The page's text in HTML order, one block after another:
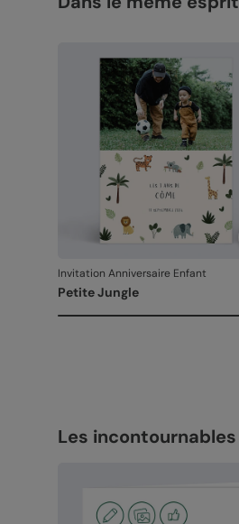
Invitation Anniversaire Enfant
Petite Jungle
Les incontournables